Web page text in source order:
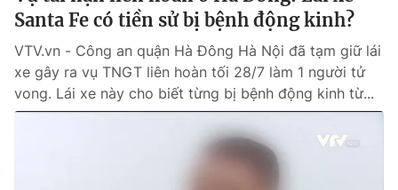
Santa Fe có tiền sử bị bệnh động kinh?
VTV.vn - Công an quận Hà Đông Hà Nội đã tạm giữ lái
xe gây ra vụ TNGT liên hoàn tối 28/7 làm 1 người tử
vong. Lái xe này cho biết từng bị bệnh động kinh từ...